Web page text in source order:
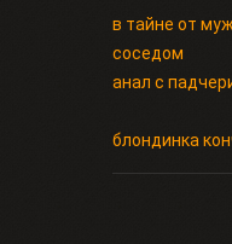
в тайне от
соседом
анал с
блондинка